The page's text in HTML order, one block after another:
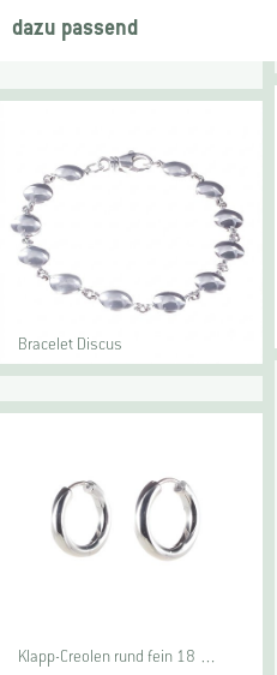
dazu passend
Bracelet Discus
Klapp-Creolen rund fein 18 …